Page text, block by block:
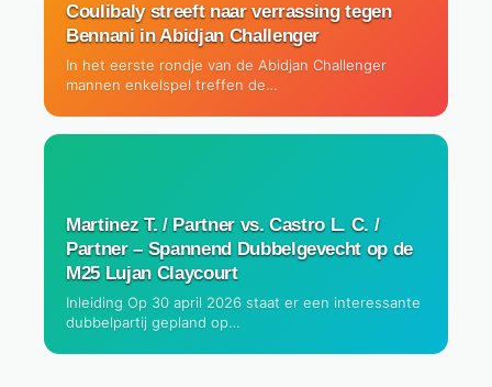
Coulibaly streeft naar verrassing tegen
Bennani in Abidjan Challenger
In het eerste rondje van de Abidjan Challenger
mannen enkelspel treffen de…
Martinez T. / Partner vs. Castro L. C. /
Partner – Spannend Dubbelgevecht op de
M25 Lujan Claycourt
Inleiding Op 30 april 2026 staat er een interessante
dubbelpartij gepland op…